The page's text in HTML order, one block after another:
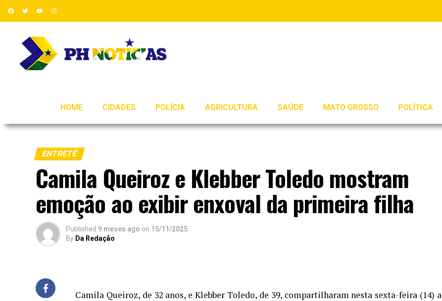
HOME CIDADES POLÍCIA AGRICULTURA SAÚDE MATO GROSSO POLÍTICA
ENTRETÊ
Camila Queiroz e Klebber Toledo mostram
emoção ao exibir enxoval da primeira filha
Published 9 meses ago on 15/11/2025
By Da Redação
Camila Queiroz, de 32 anos, e Klebber Toledo, de 39, compartilharam nesta sexta-feira (14) a